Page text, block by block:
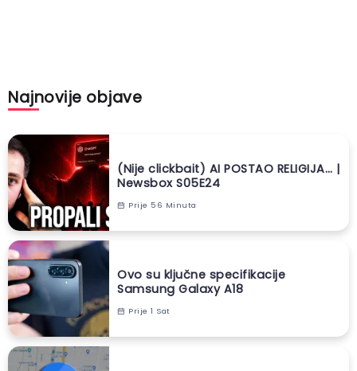
Najnovije objave
(Nije clickbait) AI POSTAO RELIGIJA… |
Newsbox S05E24
Prije 56 Minuta
Ovo su ključne specifikacije
Samsung Galaxy A18
Prije 1 Sat